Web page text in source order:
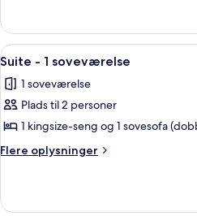
queensize-
senge
værelse
2
senge
Indlæs
alle
billeder
af
Suite
-
6
Suite - 1 soveværelse
1 soveværelse
Plads til 2 personer
1 kingsize-seng og 1 sovesofa
Flere oplysninger
Flere
-